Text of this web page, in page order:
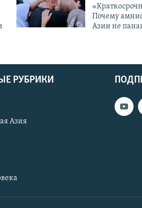
Почему
Азии не
РУБРИКИ
Азия